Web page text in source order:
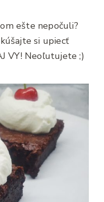
ešte nepočuli?
si upiecť
VY! Neoľutujete ;)